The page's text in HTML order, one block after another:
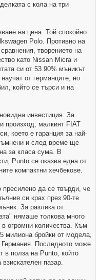
с кола на три
на цена. Той спокойно
Polo. Противно на
творението на
като Nissan Micra и
си от 53.90% мъникът
от германците, но
който се търси и на
инвестиция. За
произход, малкият FIAT
което е гаранция за най-
и след време ще
за класа сума. В
Punto се оказва една от
компактни хечбекове.
да се твърди, че
си крах през 90-те
За разлика от
нямаше толкова много
огромни количества. Към
милиона бройки от модела,
Германия. Последното може
в полза на Punto, който
пазар.